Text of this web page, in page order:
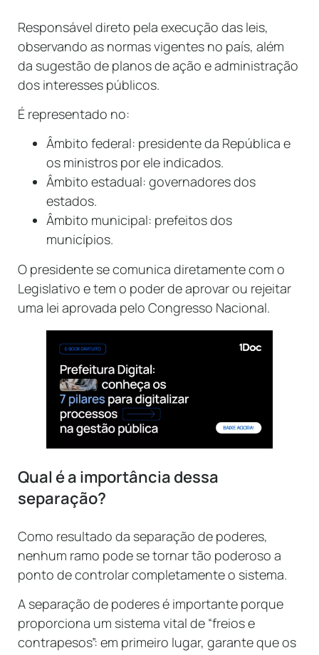
Responsável direto pela execução das leis,
observando as normas vigentes no país, além
da sugestão de planos de ação e administração
dos interesses públicos.
É representado no:
Âmbito federal: presidente da República e
os ministros por ele indicados.
Âmbito estadual: governadores dos
estados.
Âmbito municipal: prefeitos dos
municípios.
O presidente se comunica diretamente com o
Legislativo e tem o poder de aprovar ou rejeitar
uma lei aprovada pelo Congresso Nacional.
Qual é a importância dessa
separação?
Como resultado da separação de poderes,
nenhum ramo pode se tornar tão poderoso a
ponto de controlar completamente o sistema.
A separação de poderes é importante porque
proporciona um sistema vital de “freios e
contrapesos”: em primeiro lugar, garante que os